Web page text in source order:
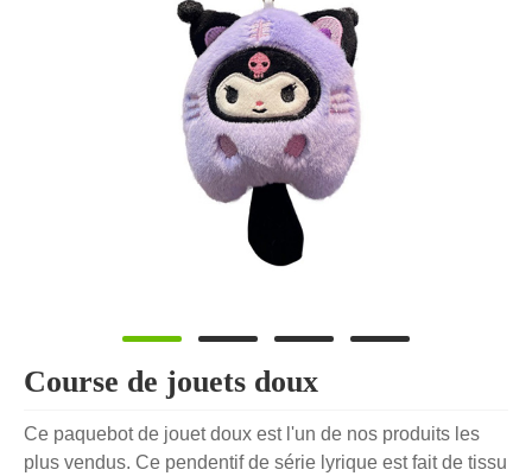
Course de jouets doux
Ce paquebot de jouet doux est l'un de nos produits les
plus vendus. Ce pendentif de série lyrique est fait de tissu